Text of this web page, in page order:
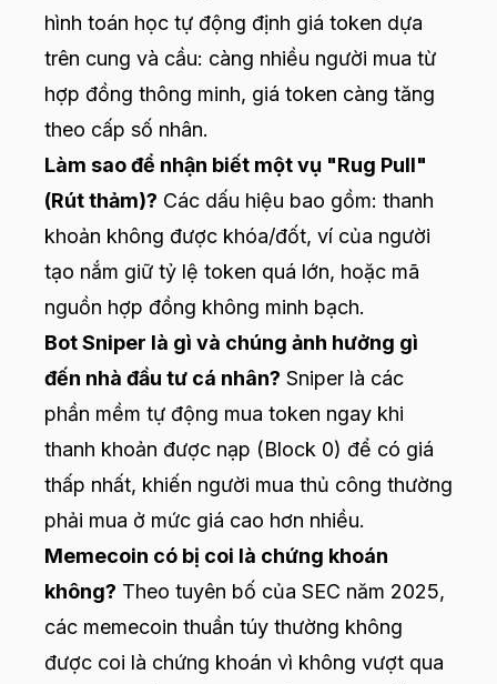
hình toán học tự động định giá token dựa
trên cung và cầu: càng nhiều người mua từ
hợp đồng thông minh, giá token càng tăng
theo cấp số nhân.
Làm sao để nhận biết một vụ "Rug Pull"
(Rút thảm)? Các dấu hiệu bao gồm: thanh
khoản không được khóa/đốt, ví của người
tạo nắm giữ tỷ lệ token quá lớn, hoặc mã
nguồn hợp đồng không minh bạch.
Bot Sniper là gì và chúng ảnh hưởng gì
đến nhà đầu tư cá nhân? Sniper là các
phần mềm tự động mua token ngay khi
thanh khoản được nạp (Block 0) để có giá
thấp nhất, khiến người mua thủ công thường
phải mua ở mức giá cao hơn nhiều.
Memecoin có bị coi là chứng khoán
không? Theo tuyên bố của SEC năm 2025,
các memecoin thuần túy thường không
được coi là chứng khoán vì không vượt qua